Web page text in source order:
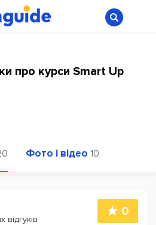
про курси Smart Up
Фото і відео 10
0